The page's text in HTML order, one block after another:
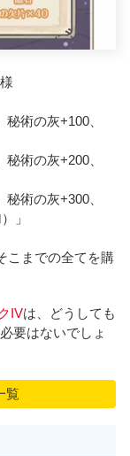
術の灰+100、
術の灰+200、
術の灰+300、
」
こまでの全てを購
IVは、どうしても
要はないでしょ
覧